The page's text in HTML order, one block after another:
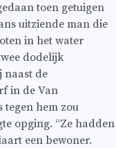
toen getuigen
uitziende man die
in het water
dodelijk
naast de
in de Van
tegen hem zou
opging. “Ze hadden
een bewoner.